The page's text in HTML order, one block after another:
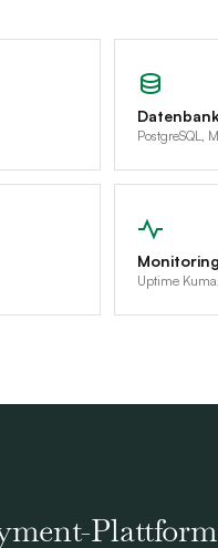
PostgreSQL,
Monitoring
Uptime